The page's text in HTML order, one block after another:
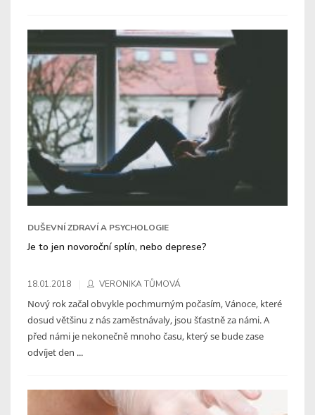
DUŠEVNÍ ZDRAVÍ A PSYCHOLOGIE
Je to jen novoroční splín, nebo deprese?
18.01.2018 VERONIKA TŮMOVÁ
Nový rok začal obvykle pochmurným počasím, Vánoce, které
dosud většinu z nás zaměstnávaly, jsou šťastně za námi. A
před námi je nekonečně mnoho času, který se bude zase
odvíjet den ...